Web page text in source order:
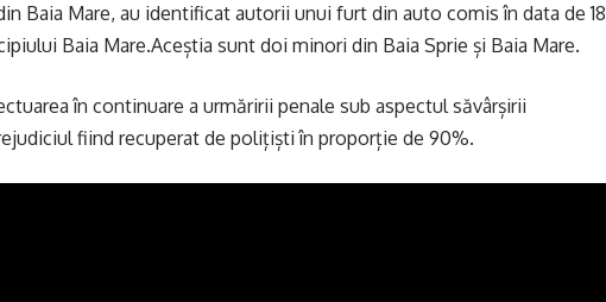
Baia Mare, au identificat autorii unui furt din auto comis în data de 18
Baia Mare.Aceștia sunt doi minori din Baia Sprie și Baia Mare.
în continuare a urmăririi penale sub aspectul săvârșirii
fiind recuperat de polițiști în proporție de 90%.